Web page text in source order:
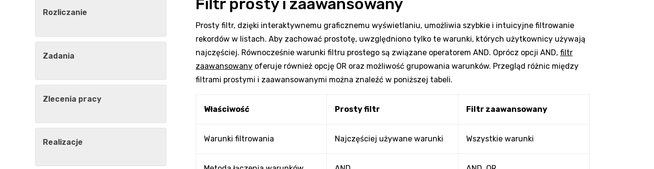
Filtr prosty i zaawansowany
Prosty filtr, dzięki interaktywnemu graficznemu wyświetlaniu, umożliwia szybkie i intuicyjne filtrowanie
rekordów w listach. Aby zachować prostotę, uwzględniono tylko te warunki, których użytkownicy używają
najczęściej. Równocześnie warunki filtru prostego są związane operatorem AND. Oprócz opcji AND, filtr
zaawansowany oferuje również opcję OR oraz możliwość grupowania warunków. Przegląd różnic między
filtrami prostymi i zaawansowanymi można znaleźć w poniższej tabeli.
Właściwość Prosty filtr Filtr zaawansowany
Warunki filtrowania Najczęściej używane warunki Wszystkie warunki
Rozliczanie
Zadania
Zlecenia pracy
Realizacje